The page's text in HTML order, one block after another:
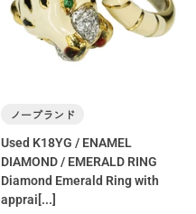
ノーブランド
Used K18YG / ENAMEL
DIAMOND / EMERALD RING
Diamond Emerald Ring with
apprai[...]